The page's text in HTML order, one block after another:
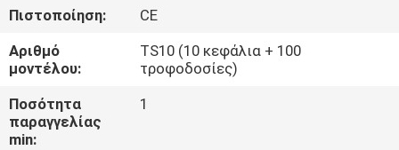
ΕΠΙΣΚΈΨΕΙΣ
ΣΤΟ
ΕΡΓΟΣΤΆΣΙΟ
Πιστοποίηση:
CE
Αριθμό
μοντέλου:
TS10 (10 κεφάλια + 100
τροφοδοσίες)
Ποσότητα
παραγγελίας
min:
1